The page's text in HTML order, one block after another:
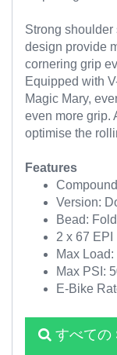
Strong shoulder
design provide
cornering grip
Equipped with
Magic Mary,
even more grip.
optimise the
Features
Version:
Bead:
2 x 67 EPI
Max Load:
Max PSI:
E-Bike
すべての